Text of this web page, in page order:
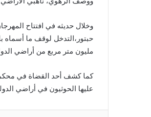
مليون متر مربع من أراضي
عليها الحوثيون في أراضي الدولة